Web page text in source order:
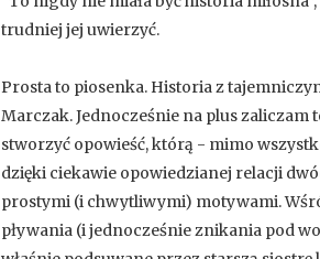
trudniej jej uwierzyć.
Prosta to piosenka. Historia z
Marczak. Jednocześnie na plus
stworzyć opowieść, którą - mimo
dzięki ciekawie opowiedzianej relacji
prostymi (i chwytliwymi) motywami.
pływania (i jednocześnie znikania pod